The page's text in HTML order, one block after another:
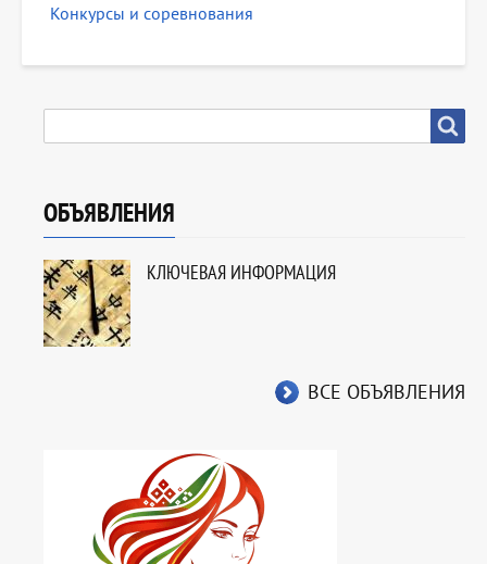
Конкурсы и соревнования
ОБЪЯВЛЕНИЯ
КЛЮЧЕВАЯ ИНФОРМАЦИЯ
ВСЕ ОБЪЯВЛЕНИЯ